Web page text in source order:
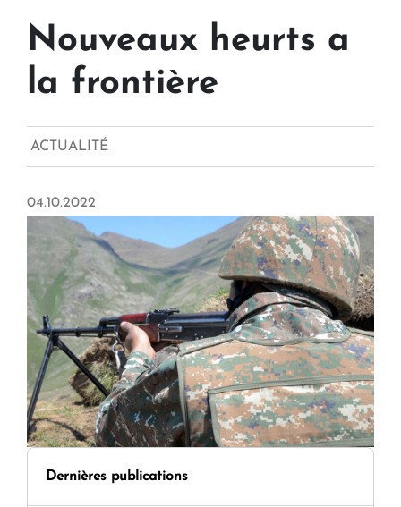
Nouveaux heurts a
la frontière
ACTUALITÉ
04.10.2022
Dernières publications